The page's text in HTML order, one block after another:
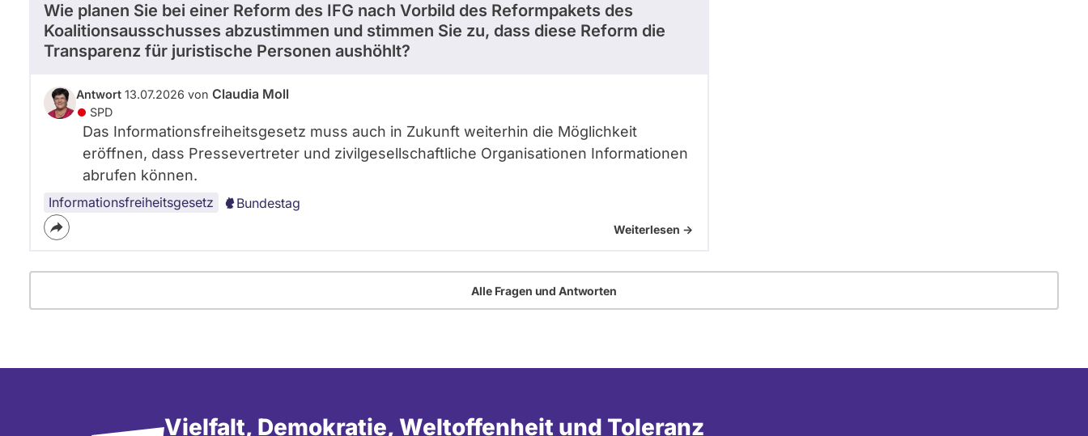
Wie planen Sie bei einer Reform des IFG nach Vorbild des Reformpakets des
Koalitionsausschusses abzustimmen und stimmen Sie zu, dass diese Reform die
Transparenz für juristische Personen aushöhlt?
Antwort 13.07.2026 von Claudia Moll
SPD
Das Informationsfreiheitsgesetz muss auch in Zukunft weiterhin die Möglichkeit
eröffnen, dass Pressevertreter und zivilgesellschaftliche Organisationen Informationen
abrufen können.
Informationsfreiheitsgesetz Bundestag
Weiterlesen ->
Alle Fragen und Antworten
Vielfalt, Demokratie, Weltoffenheit und Toleranz